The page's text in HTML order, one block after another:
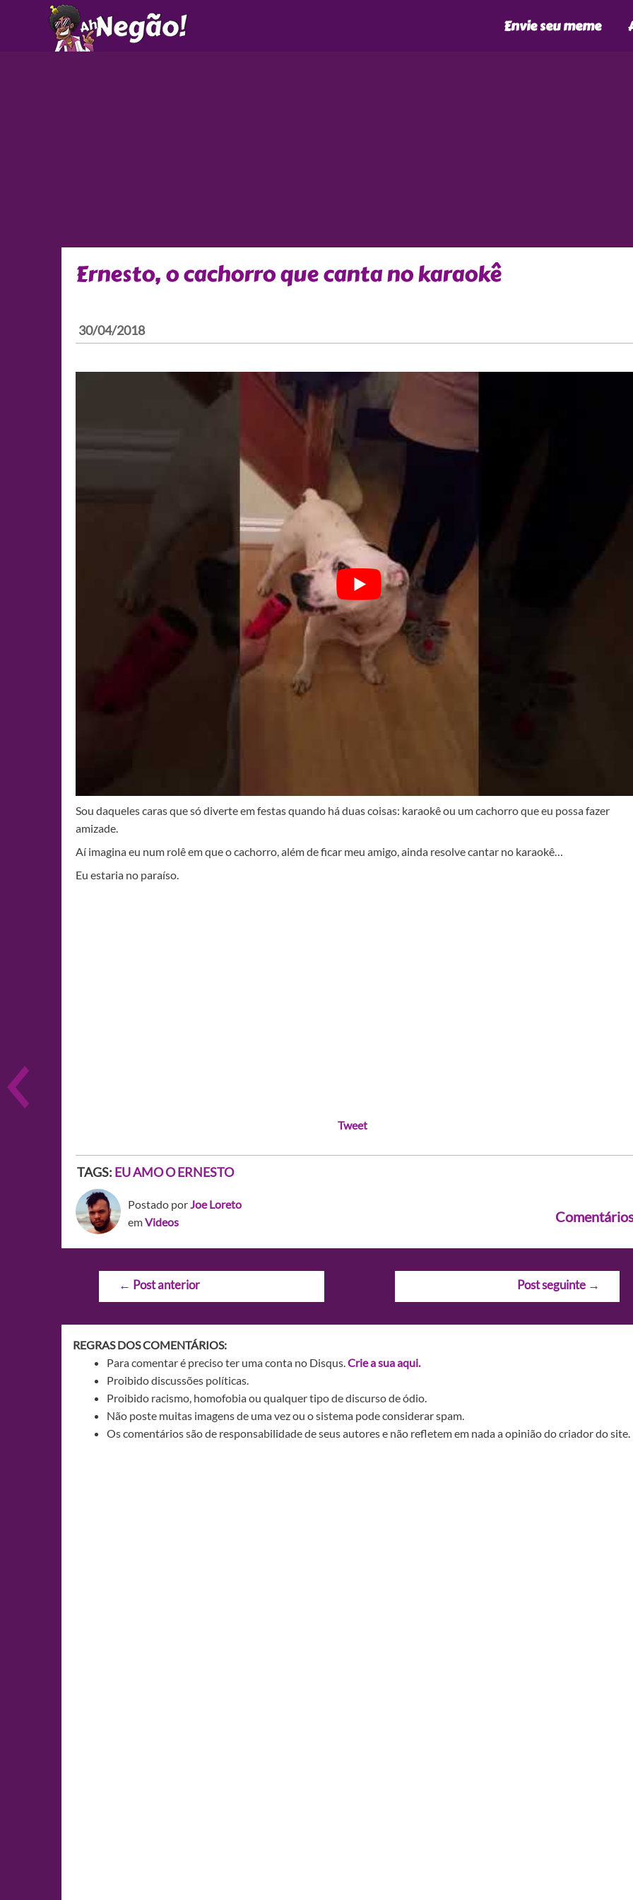
Envie seu meme
Ernesto, o cachorro que canta no karaokê
30/04/2018
Sou daqueles caras que só diverte em festas quando há duas coisas: karaokê ou um cachorro que eu possa fazer
amizade.
Aí imagina eu num rolê em que o cachorro, além de ficar meu amigo, ainda resolve cantar no karaokê…
Eu estaria no paraíso.
Tweet
TAGS: EU AMO O ERNESTO
Postado porJoe Loreto
emVideos
Navegação
← Post anterior Post seguinte →
REGRAS DOS COMENTÁRIOS:
Para comentar é preciso ter uma conta no Disqus.Crie a sua aqui.
Proibido discussões políticas.
Proibido racismo, homofobia ou qualquer tipo de discurso de ódio.
Não poste muitas imagens de uma vez ou o sistema pode considerar spam.
Os comentários são de responsabilidade de seus autores e não refletem em nada a opinião do criador do site.